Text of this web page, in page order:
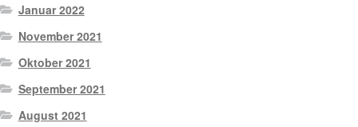
Januar 2022
November 2021
Oktober 2021
September 2021
August 2021